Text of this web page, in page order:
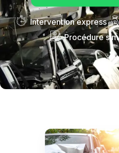
Intervention express
Procédure